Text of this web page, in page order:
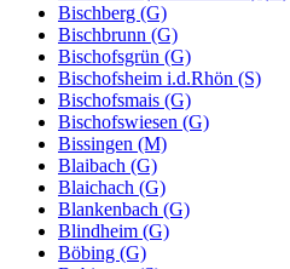
Bischberg (G)
Bischbrunn (G)
Bischofsgrün (G)
Bischofsheim i.d.Rhön (S)
Bischofsmais (G)
Bischofswiesen (G)
Bissingen (M)
Blaibach (G)
Blaichach (G)
Blankenbach (G)
Blindheim (G)
Böbing (G)